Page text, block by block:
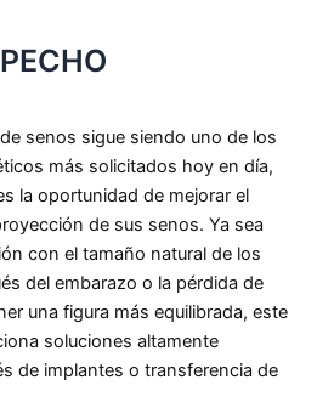
senos sigue siendo uno de los
más solicitados hoy en día,
la oportunidad de mejorar el
de sus senos. Ya sea
con el tamaño natural de los
del embarazo o la pérdida de
una figura más equilibrada, este
soluciones altamente
de implantes o transferencia de